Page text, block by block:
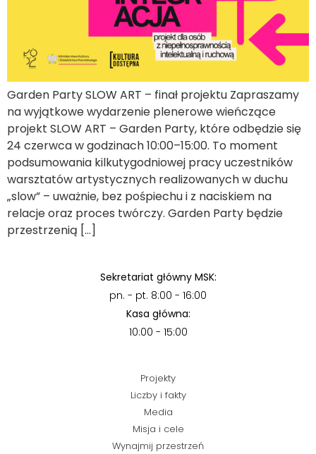
Garden Party SLOW ART – finał projektu Zapraszamy
na wyjątkowe wydarzenie plenerowe wieńczące
projekt SLOW ART – Garden Party, które odbędzie się
24 czerwca w godzinach 10:00–15:00. To moment
podsumowania kilkutygodniowej pracy uczestników
warsztatów artystycznych realizowanych w duchu
„slow” – uważnie, bez pośpiechu i z naciskiem na
relacje oraz proces twórczy. Garden Party będzie
przestrzenią […]
Sekretariat główny MSK:
pn. - pt. 8:00 - 16:00
Kasa główna:
10:00 - 15:00
Projekty
Liczby i fakty
Media
Misja i cele
Wynajmij przestrzeń